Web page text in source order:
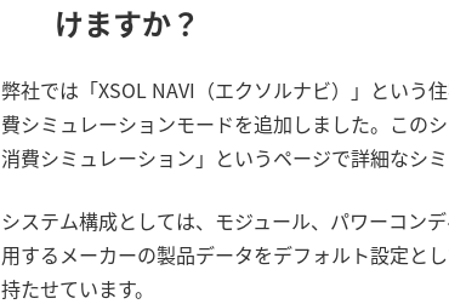
けますか？
弊社では「XSOL NAVI （エクソルナビ）」という
費シミュレーションモードを追加しました。この
消費シミュレーション」というページで詳細なシ
システム構成としては、モジュール、パワーコン
用するメーカーの製品データをデフォルト設定と
持たせています。